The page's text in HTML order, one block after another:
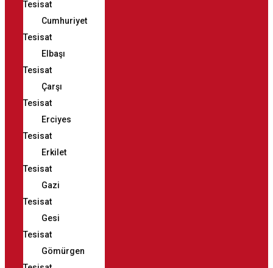
Tesisat
Cumhuriyet
Tesisat
Elbaşı
Tesisat
Çarşı
Tesisat
Erciyes
Tesisat
Erkilet
Tesisat
Gazi
Tesisat
Gesi
Tesisat
Gömürgen